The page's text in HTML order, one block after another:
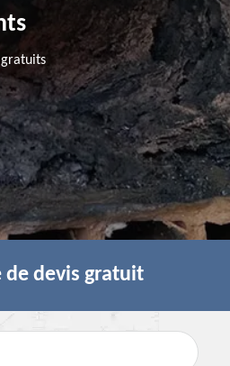
de devis gratuit